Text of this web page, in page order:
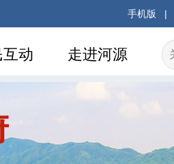
手机版 |
走进河源
动